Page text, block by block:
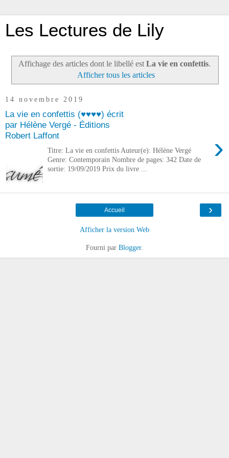
Les Lectures de Lily
Affichage des articles dont le libellé est La vie en confettis.
Afficher tous les articles
14 novembre 2019
La vie en confettis (♥♥♥♥) écrit
par Hélène Vergé - Éditions
Robert Laffont
›
Titre: La vie en confettis Auteur(e): Hélène Vergé
Genre: Contemporain Nombre de pages: 342 Date de
sortie: 19/09/2019 Prix du livre ...
›
Accueil
Afficher la version Web
Fourni par Blogger.